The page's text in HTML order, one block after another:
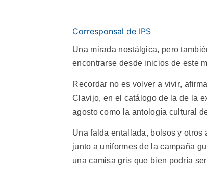
Corresponsal de IPS
Una mirada nostálgica, pero
encontrarse desde inicios de este
Recordar no es volver a vivir,
Clavijo, en el catálogo de la de la
agosto como la antología cultural
Una falda entallada, bolsos y otros
junto a uniformes de la campaña
una camisa gris que bien podría